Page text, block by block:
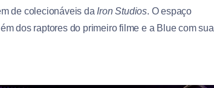
de colecionáveis da Iron Studios. O espaço
dos raptores do primeiro filme e a Blue com sua